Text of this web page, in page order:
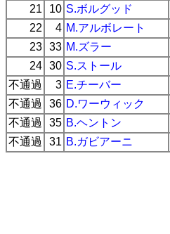
21
10 S.ボルグッド
22
4 M.アルボレート
23 33 M.ズラー
24 30 S.ストール
不通過
3 E.チーバー
不通過
36 D.ワーウィック
不通過
35 B.ヘントン
不通過
31 B.ガビアーニ